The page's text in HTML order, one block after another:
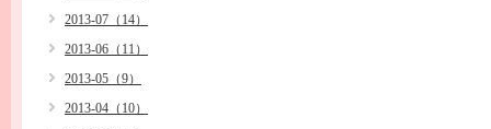
2013-07（14）
2013-06（11）
2013-05（9）
2013-04（10）